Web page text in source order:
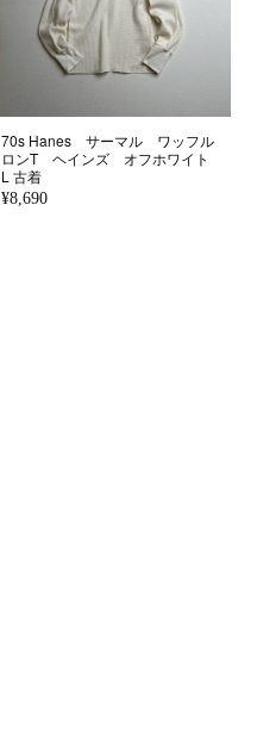
70s Hanes サーマル ワッフル
ロンT ヘインズ オフホワイト
L 古着
¥8,690